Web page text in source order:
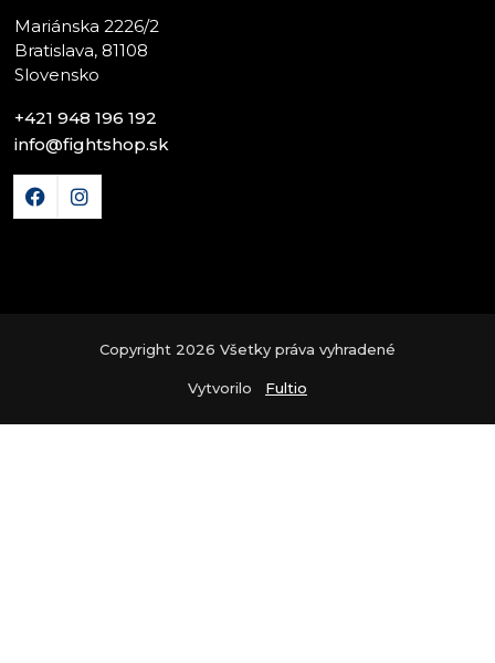
Mariánska 2226/2
Bratislava, 81108
Slovensko
+421 948 196 192
info@fightshop.sk
Copyright 2026 Všetky práva vyhradené
Vytvorilo Fultio